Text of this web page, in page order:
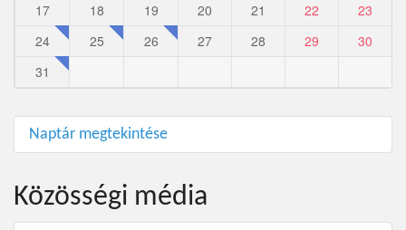
17
18 19 20 21 22
23
24
25 26 27 28 29
30
31
Naptár megtekintése
Közösségi média